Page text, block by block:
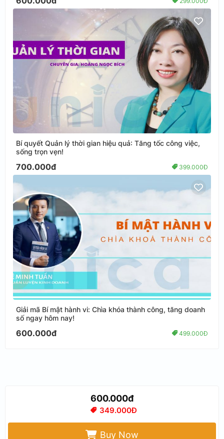
Bí quyết Quản lý thời gian hiệu quả: Tăng tốc công việc,
sống trọn vẹn!
700.000đ 399.000Đ
Giải mã Bí mật hành vi: Chìa khóa thành công, tăng doanh
số ngay hôm nay!
600.000đ 499.000Đ
600.000đ
349.000Đ
Buy Now